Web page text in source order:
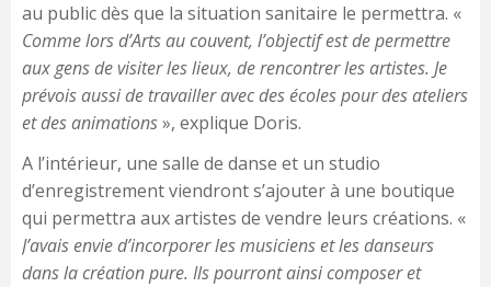
au public dès que la situation sanitaire le permettra. «
Comme lors d’Arts au couvent, l’objectif est de permettre
aux gens de visiter les lieux, de rencontrer les artistes. Je
prévois aussi de travailler avec des écoles pour des ateliers
et des animations», explique Doris.
A l’intérieur, une salle de danse et un studio
d’enregistrement viendront s’ajouter à une boutique
qui permettra aux artistes de vendre leurs créations. «
J’avais envie d’incorporer les musiciens et les danseurs
dans la création pure. Ils pourront ainsi composer et